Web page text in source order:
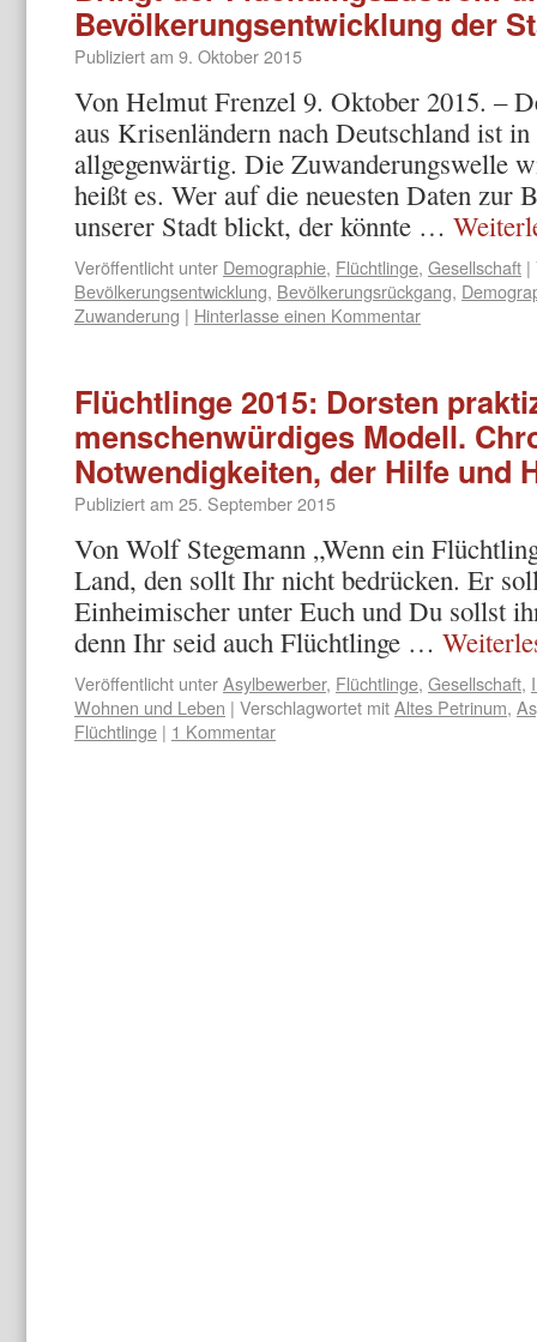
Bevölkerungsentwicklung der
Publiziert am 9. Oktober 2015
Von Helmut Frenzel 9. Oktober 2015. –
aus Krisenländern nach Deutschland ist in
allgegenwärtig. Die Zuwanderungswelle
heißt es. Wer auf die neuesten Daten zur
unserer Stadt blickt, der könnte …
Veröffentlicht unter Demographie, Flüchtlinge, Gesellschaft |
Bevölkerungsentwicklung, Bevölkerungsrückgang,
Zuwanderung | Hinterlasse einen Kommentar
Flüchtlinge 2015: Dorsten
menschenwürdiges Modell.
Notwendigkeiten, der Hilfe und
Publiziert am 25. September 2015
Von Wolf Stegemann „Wenn ein
Land, den sollt Ihr nicht bedrücken. Er
Einheimischer unter Euch und Du sollst
denn Ihr seid auch Flüchtlinge …
Veröffentlicht unterAsylbewerber, Flüchtlinge, Gesellschaft,
Wohnen und Leben | Verschlagwortet mitAltes Petrinum,
Flüchtlinge | 1 Kommentar